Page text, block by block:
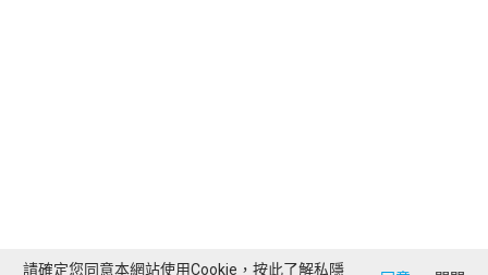
請確定您同意本網站使用Cookie，按此了解私隱